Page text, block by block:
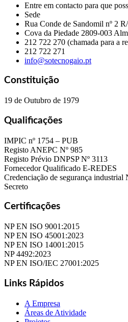
Entre em contacto para que
Sede
Rua Conde de Sandomil nº 2
Cova da Piedade 2809-003
212 722 270 (chamada para a
212 722 271
info@sotecnogaio.pt
Constituição
19 de Outubro de 1979
Qualificações
IMPIC nº 1754 – PUB
Registo ANEPC Nº 985
Registo Prévio DNPSP Nº 3113
Fornecedor Qualificado E-REDES
Credenciação de segurança
Secreto
Certificações
NP EN ISO 9001:2015
NP EN ISO 45001:2023
NP EN ISO 14001:2015
NP 4492:2023
NP EN ISO/IEC 27001:2025
Links Rápidos
A Empresa
Áreas de Atividade